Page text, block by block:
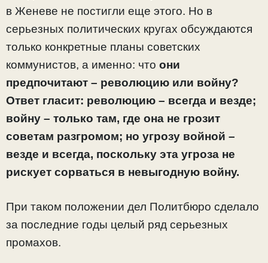
в Женеве не постигли еще этого. Но в
серьезных политических кругах обсуждаются
только конкретные планы советских
коммунистов, а именно: что они
предпочитают – революцию или войну?
Ответ гласит: революцию – всегда и везде;
войну – только там, где она не грозит
советам разгромом; но угрозу войной –
везде и всегда, поскольку эта угроза не
рискует сорваться в невыгодную войну.
При таком положении дел Политбюро сделало
за последние годы целый ряд серьезных
промахов.